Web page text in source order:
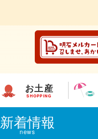
お土産
SHOPPING
新着情報
news